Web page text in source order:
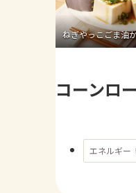
ねぎやっこごま油
コーンロ
エネルギー